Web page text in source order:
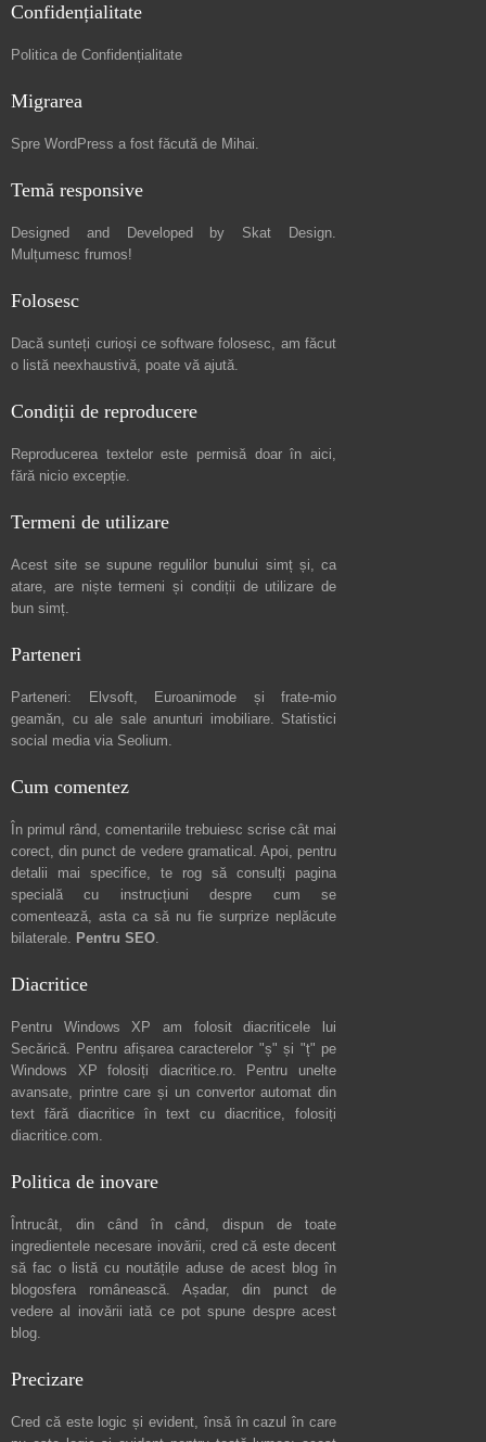
Confidențialitate
Politica de Confidențialitate
Migrarea
Spre WordPress a fost făcută de Mihai.
Temă responsive
Designed and Developed by Skat Design.
Mulțumesc frumos!
Folosesc
Dacă sunteți curioși ce software folosesc, am făcut
o listă neexhaustivă, poate vă ajută.
Condiții de reproducere
Reproducerea textelor este permisă doar în aici,
fără nicio excepție.
Termeni de utilizare
Acest site se supune regulilor bunului simț și, ca
atare, are niștetermeni și condiții de utilizare de
bun simț.
Parteneri
Parteneri: Elvsoft, Euroanimode și frate-mio
geamăn, cu ale sale anunturi imobiliare. Statistici
social media via Seolium.
Cum comentez
În primul rând, comentariile trebuiesc scrise cât mai
corect, din punct de vedere gramatical. Apoi, pentru
detalii mai specifice, te rog să consulți pagina
specială cu instrucțiuni despre cum se
comentează, asta ca să nu fie surprize neplăcute
bilaterale. Pentru SEO.
Diacritice
Pentru Windows XP am folosit diacriticele lui
Secărică. Pentru afișarea caracterelor "ș" și "ț" pe
Windows XP folosiți diacritice.ro. Pentru unelte
avansate, printre care și un convertor automat din
text fără diacritice în text cu diacritice, folosiți
diacritice.com.
Politica de inovare
Întrucât, din când în când, dispun de toate
ingredientele necesare inovării, cred că este decent
să fac o listă cu noutățile aduse de acest blog în
blogosfera românească. Așadar, din punct de
vedere al inovării iată ce pot spune despre acest
blog.
Precizare
Cred că este logic și evident, însă în cazul în care